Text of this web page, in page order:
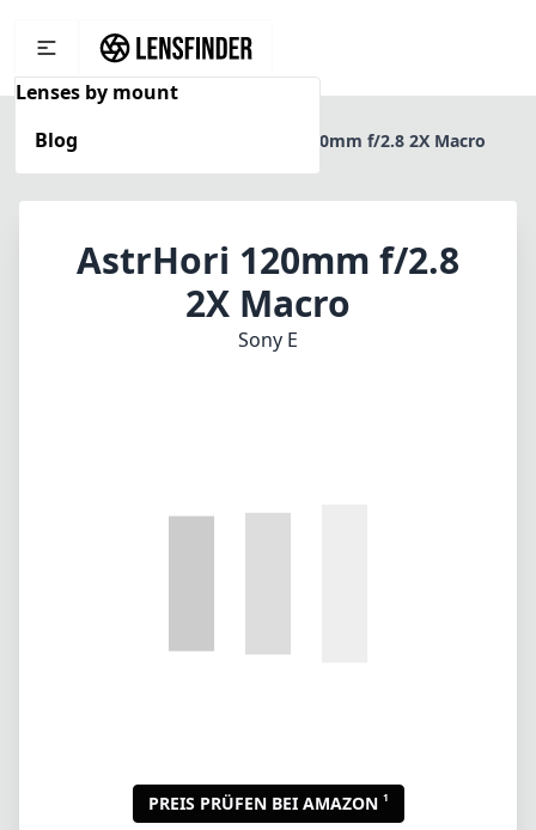
Lenses by mount
Blog
Home AstrHori 120mm f/2.8 2X Macro
AstrHori 120mm f/2.8
2X Macro
Sony E
für Sony E-Mount ist ein einzigartiges
beeindruckende Details in ihrer Nahaufnahme
festhalten möchten. Mit einer maximalen